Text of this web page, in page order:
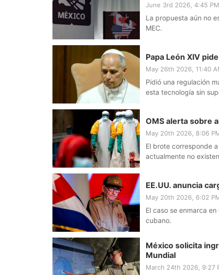
June 3rd 2026, 4:45
La propuesta aún no
MEC.
Papa León XIV
May 26th 2026, 11:40
Pidió una regulación
esta tecnología sin
OMS alerta sobre
May 20th 2026, 8:06
El brote corresponde
actualmente no
EE.UU. anuncia
May 20th 2026, 6:02
El caso se enmarca
cubano.
México solicita
Mundial
March 24th 2026, 9:27